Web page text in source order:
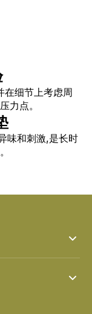
在细节上考虑周
力点。
味和刺激,是长时